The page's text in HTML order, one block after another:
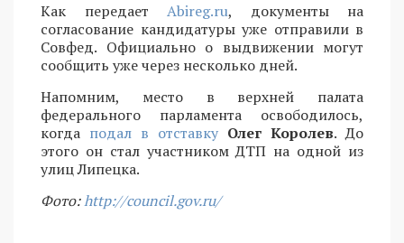
Как передает Abireg.ru, документы на
согласование кандидатуры уже отправили в
Совфед. Официально о выдвижении могут
сообщить уже через несколько дней.
Напомним, место в верхней палата
федерального парламента освободилось,
когда подал в отставку Олег Королев. До
этого он стал участником ДТП на одной из
улиц Липецка.
Фото:http://council.gov.ru/